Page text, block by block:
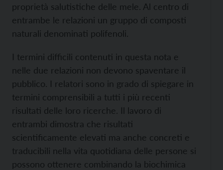
proprietà salutistiche delle mele. Al centro di
entrambe le relazioni un gruppo di composti
naturali denominati polifenoli.
I termini difficili contenuti in questa nota e
nelle due relazioni non devono spaventare il
pubblico. I relatori sono in grado di spiegare in
termini comprensibili a tutti i più recenti
risultati delle loro ricerche. Il lavoro di
entrambi dimostra che risultati
scientificamente elevati ma anche concreti e
traducibili nella vita quotidiana delle persone si
possono ottenere combinando la biochimica